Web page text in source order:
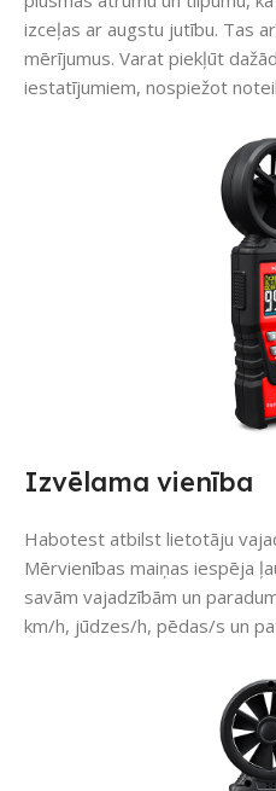
izceļas ar augstu jutību. Tas
mērījumus. Varat piekļūt
iestatījumiem, nospiežot
Izvēlama vienība
Habotest atbilst lietotāju
Mērvienības maiņas iespēja
savām vajadzībām un
km/h, jūdzes/h, pēdas/s un